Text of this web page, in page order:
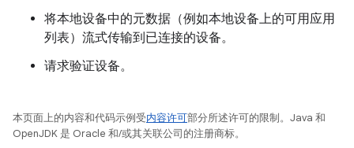
将本地设备中的元数据（例如本地设备上的可用应用
列表）流式传输到已连接的设备。
请求验证设备。
本页面上的内容和代码示例受内容许可部分所述许可的限制。Java 和
OpenJDK 是 Oracle 和/或其关联公司的注册商标。